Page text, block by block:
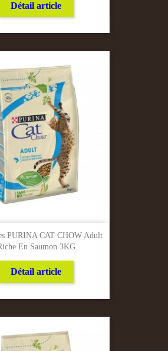
Détail article
PURINA CAT CHOW Adult
En Saumon 3KG
Détail article